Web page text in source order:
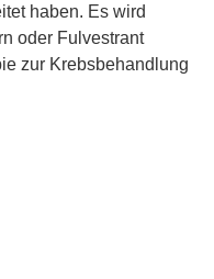
haben. Es wird
oder Fulvestrant
zur Krebsbehandlung